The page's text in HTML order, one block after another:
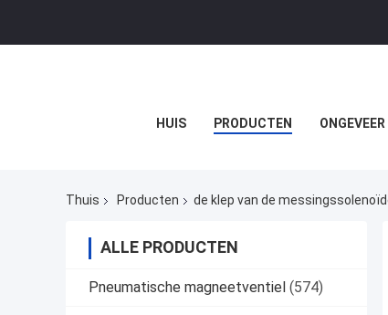
HUIS PRODUCTEN
Thuis Producten de klep van de
ALLE PRODUCTEN
Pneumatische magneetventiel (574)